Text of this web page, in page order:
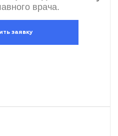
врача.
заявку